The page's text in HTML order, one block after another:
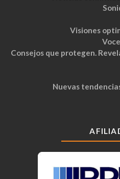
Visiones
Consejos que protegen.
Nuevas